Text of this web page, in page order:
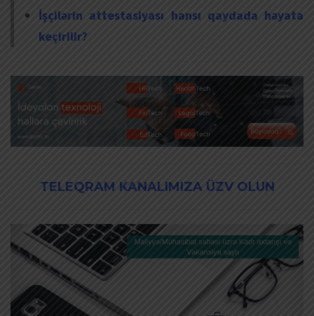
İşçilərin attestasiyası hansı qaydada həyata
keçirilir?
TELEQRAM KANALIMIZA ÜZV OLUN